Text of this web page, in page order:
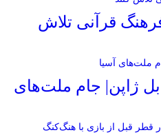
قرآنی تلاش
ژاپن| جام ملت‌های